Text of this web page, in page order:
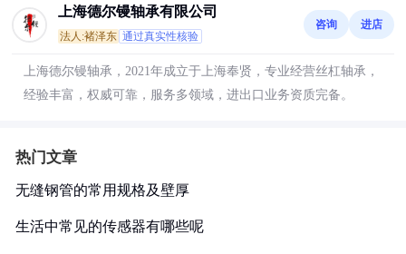
上海德尔镘轴承有限公司
法人:褚泽东 通过真实性核验
咨询 进店
上海德尔镘轴承，2021年成立于上海奉贤，专业经营丝杠轴承，
经验丰富，权威可靠，服务多领域，进出口业务资质完备。
热门文章
无缝钢管的常用规格及壁厚
生活中常见的传感器有哪些呢